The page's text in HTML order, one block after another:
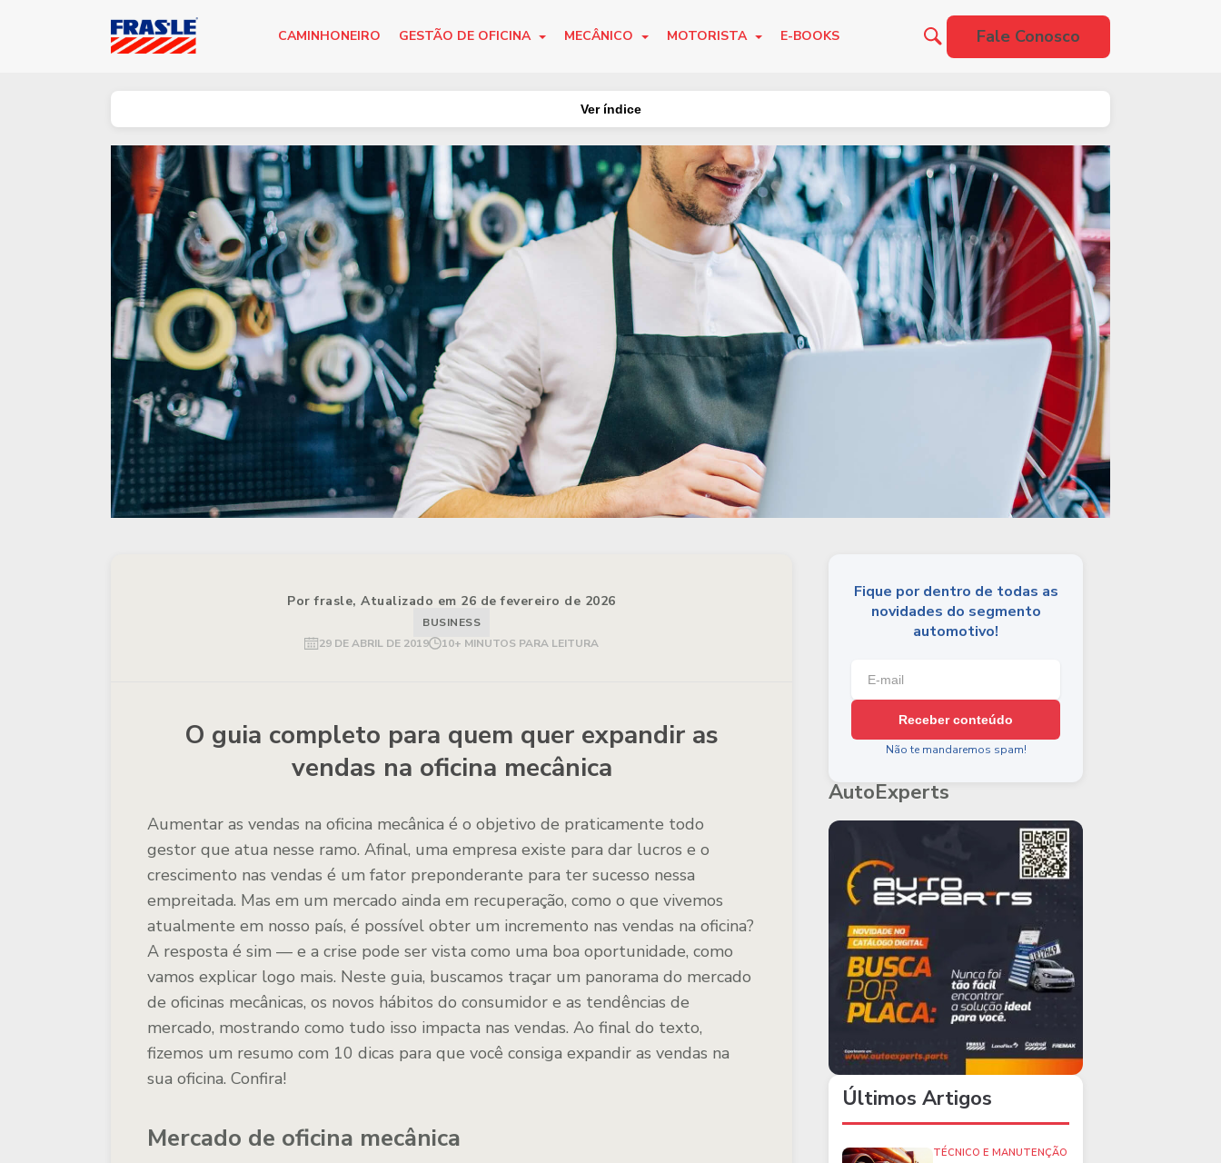
CAMINHONEIRO GESTÃO DE OFICINA MECÂNICO MOTORISTA E-BOOKS Fale Conosco
Ver índice
Por frasle, Atualizado em 26 de fevereiro de 2026
BUSINESS
29 DE ABRIL DE 2019
10+ MINUTOS PARA LEITURA
O guia completo para quem quer expandir as
vendas na oficina mecânica
Aumentar as vendas na oficina mecânica é o objetivo de praticamente todo
gestor que atua nesse ramo. Afinal, uma empresa existe para dar lucros e o
crescimento nas vendas é um fator preponderante para ter sucesso nessa
empreitada. Mas em um mercado ainda em recuperação, como o que vivemos
atualmente em nosso país, é possível obter um incremento nas vendas na oficina?
A resposta é sim — e a crise pode ser vista como uma boa oportunidade, como
vamos explicar logo mais. Neste guia, buscamos traçar um panorama do mercado
de oficinas mecânicas, os novos hábitos do consumidor e as tendências de
mercado, mostrando como tudo isso impacta nas vendas. Ao final do texto,
fizemos um resumo com 10 dicas para que você consiga expandir as vendas na
sua oficina. Confira!
Mercado de oficina mecânica
Fique por dentro de todas as
novidades do segmento
automotivo!
Receber conteúdo
Não te mandaremos spam!
AutoExperts
Últimos Artigos
TÉCNICO E MANUTENÇÃO